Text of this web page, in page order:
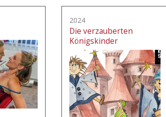
2024
Die verzauberten
Königskinder